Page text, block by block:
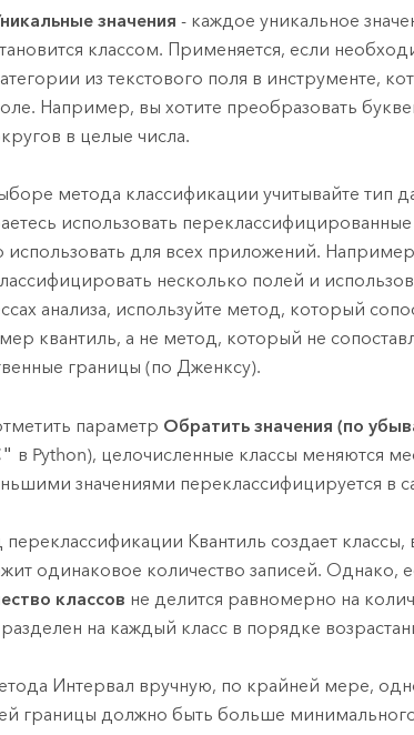
значения - каждое уникальное
классом. Применяется, если
из текстового поля в инструменте,
Например, вы хотите преобразовать
в целые числа.
метода классификации учитывайте тип
использовать
использовать для всех приложений.
несколько полей и
анализа, используйте метод, который
квантиль, а не метод, который не
границы (по Дженксу).
параметр Обратить значения (по
в Python), целочисленные классы меняются
значениями переклассифицируется в
Квантиль создает
одинаковое количество записей. Однако,
классов не делится равномерно на
на каждый класс в порядке
Интервал вручную, по крайней мере,
границы должно быть больше минимального